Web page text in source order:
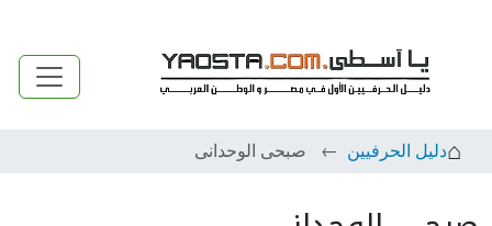
دليل الحرفيين صبحى الوحدانى